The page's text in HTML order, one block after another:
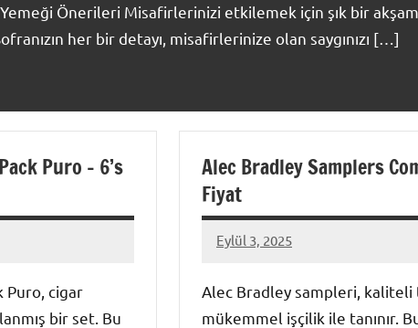
Yemeği Önerileri Misafirlerinizi etkilemek için şık bir
her bir detayı, misafirlerinize olan saygınızı […]
Puro – 6’s
Puro, cigar
bir set. Bu
Alec Bradley Samplers
Fiyat
Eylül 3, 2025
admin
Alec Bradley sampleri,
mükemmel işçilik ile tanınır.